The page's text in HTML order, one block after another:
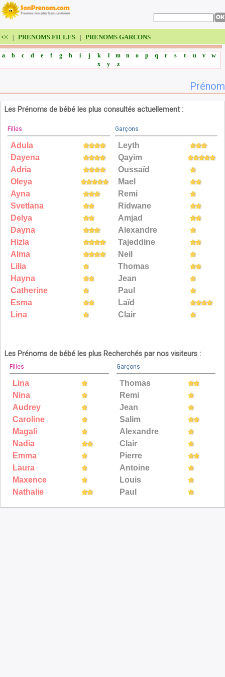
<< PRENOMS FILLES PRENOMS GARCONS
a b c d e f g h i j k l m n o p q r s t u v
w
x
y z
Prénom
Les Prénoms de bébé les plus consultés actuellement :
Filles
Adula
Dayena
Adria
Oleya
Ayna
Svetlana
Delya
Dayna
Hizia
Alma
Lilia
Hayna
Catherine
Esma
Lina
Garçons
Leyth
Qayim
Oussaïd
Mael
Remi
Ridwane
Amjad
Alexandre
Tajeddine
Neil
Thomas
Jean
Paul
Laïd
Clair
Les Prénoms de bébé les plus Recherchés par nos visiteurs :
Filles
Lina
Nina
Audrey
Caroline
Magali
Nadia
Emma
Laura
Maxence
Nathalie
Garçons
Thomas
Remi
Jean
Salim
Alexandre
Clair
Pierre
Antoine
Louis
Paul